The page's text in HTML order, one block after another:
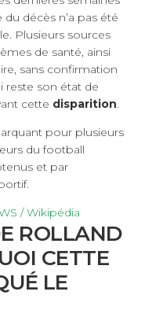
du décès n’a pas été
Plusieurs sources
de santé, ainsi
sans confirmation
reste son état de
cette disparition.
pour plusieurs
du football
et par
/ Wikipédia
ROLLAND
CETTE
LE